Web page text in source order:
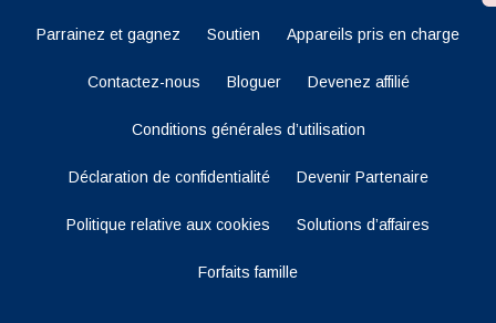
Parrainez et gagnez Soutien Appareils pris en charge
Contactez-nous Bloguer Devenez affilié
Conditions générales d’utilisation
Déclaration de confidentialité Devenir Partenaire
Politique relative aux cookies Solutions d’affaires
Forfaits famille